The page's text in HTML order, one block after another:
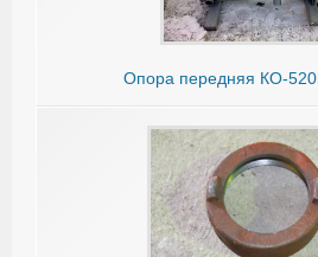
Опора передняя КО-